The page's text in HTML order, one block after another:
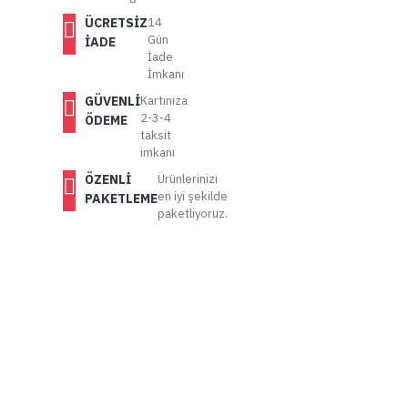
ÜCRETSIZ
İADE
14
Gün
İade
İmkanı
GÜVENLI
ÖDEME
Kartınıza
2-3-4
taksit
imkanı
ÖZENLI
PAKETLEME
Ürünlerinizi
en iyi şekilde
paketliyoruz.